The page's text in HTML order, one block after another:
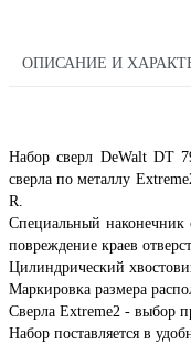
ОПИСАНИЕ И
Набор сверл DeWalt DT
сверла по металлу
R.
Специальный наконечник
повреждение краев
Цилиндрический
Маркировка размера
Сверла Extreme2 - выбор
Набор поставляется в